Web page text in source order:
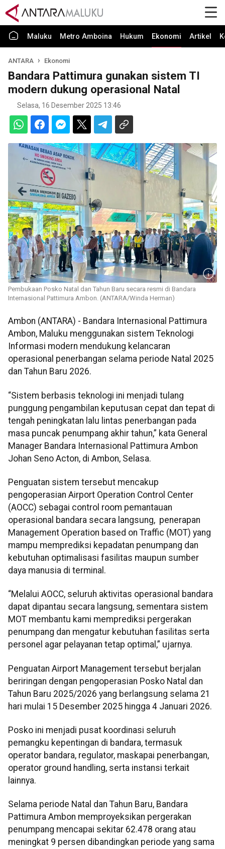
Maluku Metro Amboina Hukum Ekonomi Artikel
ANTARA Ekonomi
Bandara Pattimura gunakan sistem TI
modern dukung operasional Natal
Selasa, 16 Desember 2025 13:46
Pembukaan Posko Natal dan Tahun Baru secara resmi di Bandara
Internasional Pattimura Ambon. (ANTARA/Winda Herman)
Ambon (ANTARA) - Bandara Internasional Pattimura
Ambon, Maluku menggunakan sistem Teknologi
Informasi modern mendukung kelancaran
operasional penerbangan selama periode Natal 2025
dan Tahun Baru 2026.
“Sistem berbasis teknologi ini menjadi tulang
punggung pengambilan keputusan cepat dan tepat di
tengah peningkatan lalu lintas penerbangan pada
masa puncak penumpang akhir tahun,” kata General
Manager Bandara Internasional Pattimura Ambon
Johan Seno Acton, di Ambon, Selasa.
Penguatan sistem tersebut mencakup
pengoperasian Airport Operation Control Center
(AOCC) sebagai control room pemantauan
operasional bandara secara langsung, penerapan
Management Operation based on Traffic (MOT) yang
mampu memprediksi kepadatan penumpang dan
kebutuhan optimalisasi fasilitas maupun sumber
daya manusia di terminal.
“Melalui AOCC, seluruh aktivitas operasional bandara
dapat dipantau secara langsung, sementara sistem
MOT membantu kami memprediksi pergerakan
penumpang dan mengatur kebutuhan fasilitas serta
personel agar pelayanan tetap optimal,” ujarnya.
Penguatan Airport Management tersebut berjalan
beriringan dengan pengoperasian Posko Natal dan
Tahun Baru 2025/2026 yang berlangsung selama 21
hari mulai 15 Desember 2025 hingga 4 Januari 2026.
Posko ini menjadi pusat koordinasi seluruh
pemangku kepentingan di bandara, termasuk
operator bandara, regulator, maskapai penerbangan,
operator ground handling, serta instansi terkait
lainnya.
Selama periode Natal dan Tahun Baru, Bandara
Pattimura Ambon memproyeksikan pergerakan
penumpang mencapai sekitar 62.478 orang atau
meningkat 9 persen dibandingkan periode yang sama